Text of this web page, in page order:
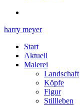
harry meyer
Start
Aktuell
Malerei
Landschaft
Köpfe
Figur
Stillleben